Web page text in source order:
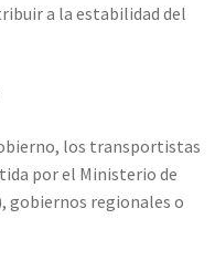
a la estabilidad del
los transportistas
por el Ministerio de
gobiernos regionales o